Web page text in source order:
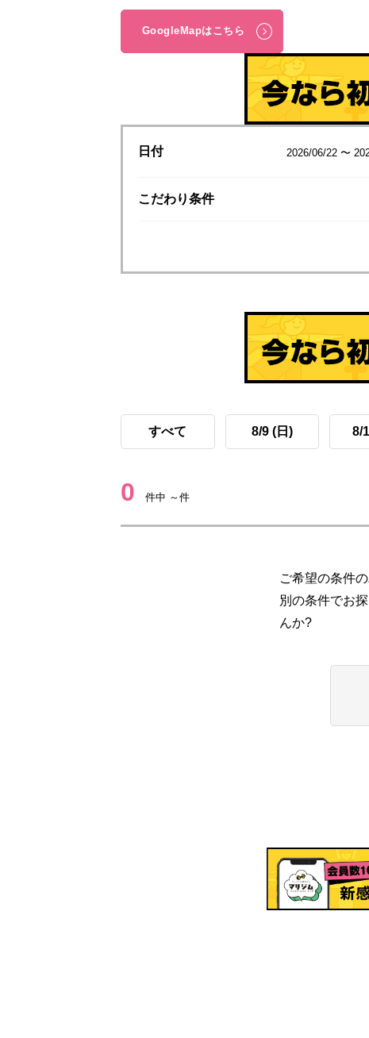
GoogleMapはこちら
日付 2026/06/22 〜
こだわり条件
すべて 8/9 (日) 8/
0 件中 ～件
ご希望の条件
別の条件でお
んか?